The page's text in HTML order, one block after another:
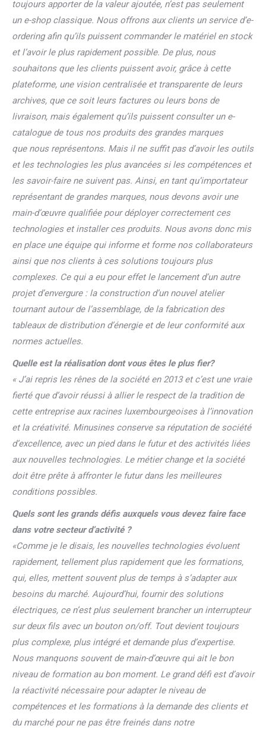
toujours apporter de la valeur ajoutée, n’est pas seulement
un e-shop classique. Nous offrons auxclients un service d’e-
ordering afin qu’ils puissent commander le matériel en stock
et l’avoir le plus rapidement possible. De plus, nous
souhaitons que les clients puissent avoir, grâce à cette
plateforme, une vision centralisée et transparente de leurs
archives, que ce soit leurs factures ou leurs bons de
livraison, mais également qu’ils puissent consulter un e-
catalogue de tous nos produits des grandes marques
que nous représentons. Mais il ne suffit pas d’avoir les outils
et les technologies les plus avancées si les compétences et
les savoir-faire ne suivent pas. Ainsi, en tant qu’importateur
représentant de grandes marques, nous devons avoir une
main-d’œuvre qualifiée pour déployer correctement ces
technologies et installer ces produits. Nous avons donc mis
en place une équipe qui informe et forme nos collaborateurs
ainsi que nos clients à ces solutions toujours plus
complexes. Ce qui a eu pour effet le lancement d’un autre
projet d’envergure : la construction d’un nouvel atelier
tournant autour de l’assemblage, de la fabrication des
tableaux de distribution d’énergie et de leur conformité aux
normes actuelles.
Quelle est la réalisation dont vous êtes le plus fier?
« J’ai repris les rênes de la société en 2013 et c’est une vraie
fierté que d’avoir réussi à allier le respect de la tradition de
cette entreprise aux racines luxembourgeoises à l’innovation
et la créativité. Minusines conserve sa réputation de société
d’excellence, avec un pied dans le futur et des activités liées
aux nouvelles technologies. Le métier change et la société
doit être prête à affronter le futur dans les meilleures
conditions possibles.
Quels sont les grands défis auxquels vous devez faire face
dans votre secteur d’activité ?
«Comme je le disais, les nouvelles technologies évoluent
rapidement, tellement plus rapidement que les formations,
qui, elles, mettent souvent plus de temps à s’adapter aux
besoins du marché. Aujourd’hui, fournir des solutions
électriques, ce n’est plus seulement brancher un interrupteur
sur deux fils avec un bouton on/off. Tout devient toujours
plus complexe, plus intégré et demande plus d’expertise.
Nous manquons souvent de main-d’œuvre qui ait le bon
niveau de formation au bon moment. Le grand défi est d’avoir
la réactivité nécessaire pour adapter le niveau de
compétences et les formations à la demande des clients et
du marché pour ne pas être freinés dans notre